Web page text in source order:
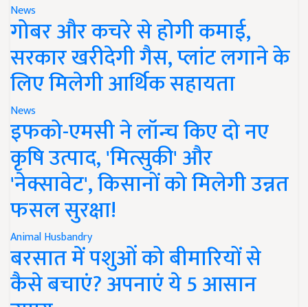
News
गोबर और कचरे से होगी कमाई,
सरकार खरीदेगी गैस, प्लांट लगाने के
लिए मिलेगी आर्थिक सहायता
News
इफको-एमसी ने लॉन्च किए दो नए
कृषि उत्पाद, 'मित्सुकी' और
'नेक्सावेट', किसानों को मिलेगी उन्नत
फसल सुरक्षा!
Animal Husbandry
बरसात में पशुओं को बीमारियों से
कैसे बचाएं? अपनाएं ये 5 आसान